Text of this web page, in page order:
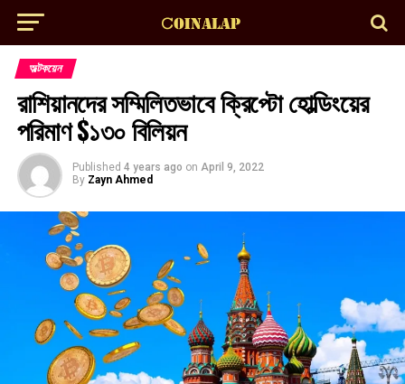
অল্টকয়েন
রাশিয়ানদের সম্মিলিতভাবে ক্রিপ্টো হোল্ডিংয়ের
পরিমাণ $১৩০ বিলিয়ন
Published 4 years ago on April 9, 2022
By Zayn Ahmed